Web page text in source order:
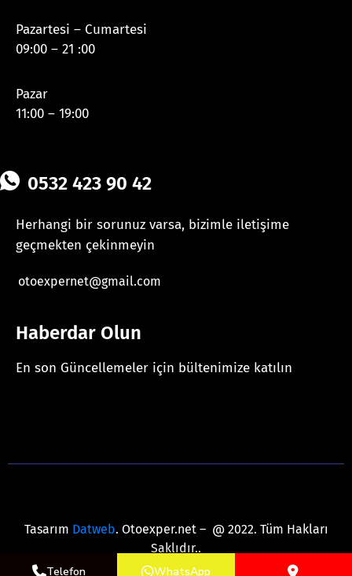
Pazartesi – Cumartesi
09:00 – 21 :00
Pazar
11:00 – 19:00
0532 423 90 42
Herhangi bir sorunuz varsa, bizimle iletişime
geçmekten çekinmeyin
otoexpernet@gmail.com
Haberdar Olun
En son Güncellemeler için bültenimize katılın
Tasarım Datweb. Otoexper.net – @ 2022. Tüm Hakları
Saklıdır..
Telefon
WhatsApp